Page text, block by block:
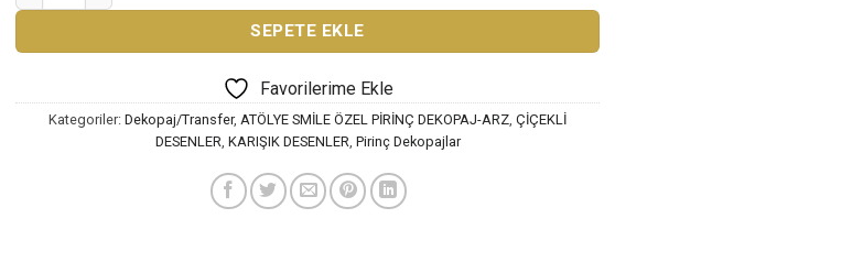
39,00 ₺.
SEPETE EKLE
Favorilerime Ekle
Kategoriler: Dekopaj/Transfer, ATÖLYE SMİLE ÖZEL PİRİNÇ DEKOPAJ-ARZ, ÇİÇEKLİ
DESENLER, KARIŞIK DESENLER, Pirinç Dekopajlar